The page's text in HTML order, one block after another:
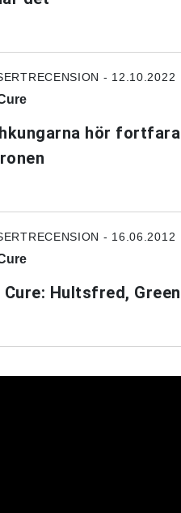
- 12.10.2022
hör
- 16.06.2012
Cure: Hultsfred,